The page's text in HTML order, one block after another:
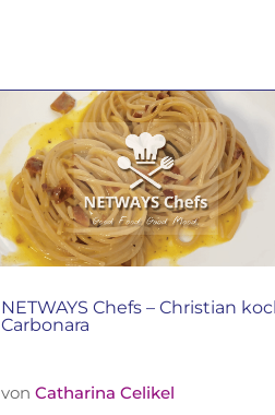
NETWAYS Chefs – Christian
Carbonara
vonCatharina Celikel